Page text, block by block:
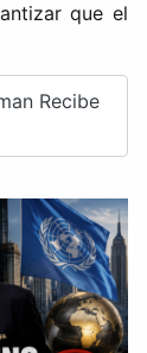
que el
Recibe